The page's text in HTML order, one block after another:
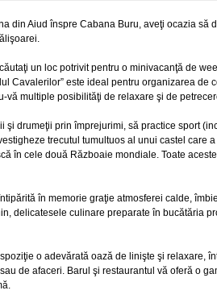
din Aiud înspre Cabana Buru, aveţi ocazia să
un loc potrivit pentru o minivacanţă de
Cavalerilor” este ideal pentru organizarea de
multiple posibilităţi de relaxare şi de
drumeţii prin împrejurimi, să practice sport
trecutul tumultuos al unui castel care
în cele două Războaie mondiale. Toate
în memorie graţie atmosferei calde,
delicatesele culinare preparate în bucătăria
o adevărată oază de linişte şi relaxare,
de afaceri. Barul şi restaurantul vă oferă o